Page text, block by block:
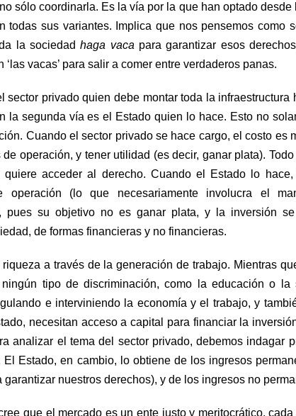
sólo coordinarla. Es la vía por la que han optado
todas sus variantes. Implica que nos pensemos como
la sociedadhaga vaca para garantizar esos
vacas’ para salir a comer entre verdaderos panas.
sector privado quien debe montar toda la
la segunda vía es el Estado quien lo hace. Esto no
Cuando el sector privado se hace cargo, el costo es
operación, y tener utilidad (es decir, ganar plata).
acceder al derecho. Cuando el Estado lo
operación (lo que necesariamente involucra el
pues su objetivo no es ganar plata, y la inversión
de formas financieras y no financieras.
a través de la generación de trabajo. Mientras
tipo de discriminación, como la educación o
e interviniendo la economía y el trabajo, y
necesitan acceso a capital para financiar la
analizar el tema del sector privado, debemos indagar
Estado, en cambio, lo obtiene de los ingresos
garantizar nuestros derechos), y de los ingresos no
que el mercado es un ente justo y meritocrático,